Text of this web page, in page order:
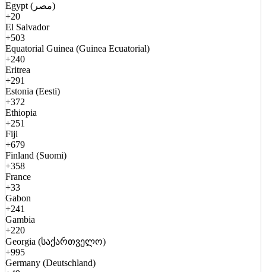
Egypt (مصر)
+20
El Salvador
+503
Equatorial Guinea (Guinea Ecuatorial)
+240
Eritrea
+291
Estonia (Eesti)
+372
Ethiopia
+251
Fiji
+679
Finland (Suomi)
+358
France
+33
Gabon
+241
Gambia
+220
Georgia (საქართველო)
+995
Germany (Deutschland)